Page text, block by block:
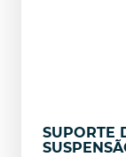
SUPORTE